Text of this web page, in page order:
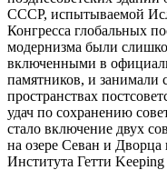
СССР, испытываемой
Конгресса глобальных
модернизма были
включенными в
памятников, и занимали
пространствах
удач по сохранению
стало включение двух
на озере Севан и
Института Гетти